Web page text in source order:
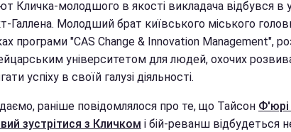
Кличка-молодшого в якості викладача відбувся в
Галлена. Молодший брат київського міського
програми "CAS Change & Innovation Management",
університетом для людей, охочих
успіху в своїй галузі діяльності.
раніше повідомлялося про те, що Тайсон Ф'юрі
зустрітися з Кличком і бій-реванш відбудеться